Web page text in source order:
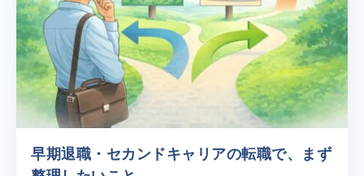
早期退職・セカンドキャリアの転職で、まず